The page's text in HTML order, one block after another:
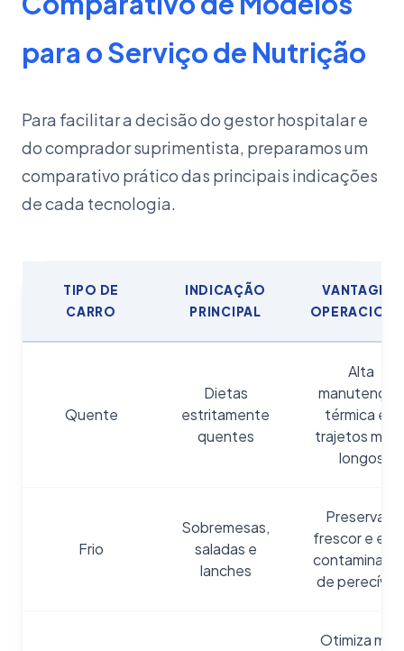
para o Serviço de Nutrição
Para facilitar a decisão do gestor hospitalar e
do comprador suprimentista, preparamos um
comparativo prático das principais indicações
de cada tecnologia.
TIPO DE
CARRO
INDICAÇÃO
PRINCIPAL
VANTAGEM
Quente
Dietas
estritamente
quentes
Alta
manutenção
térmica em
trajetos
longos
Frio
Sobremesas,
saladas e
lanches
Preserva o
frescor e
de
Otimiza mão